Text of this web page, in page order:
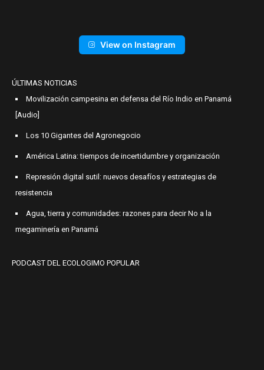
View on Instagram
ÚLTIMAS NOTICIAS
Movilización campesina en defensa del Río Indio en Panamá
[Audio]
Los 10 Gigantes del Agronegocio
América Latina: tiempos de incertidumbre y organización
Represión digital sutil: nuevos desafíos y estrategias de
resistencia
Agua, tierra y comunidades: razones para decir No a la
megaminería en Panamá
PODCAST DEL ECOLOGIMO POPULAR